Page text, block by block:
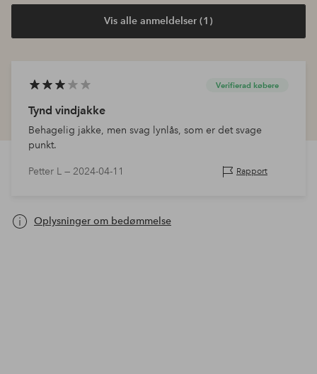
Vis alle anmeldelser (1)
Verifierad købere
Tynd vindjakke
Behagelig jakke, men svag lynlås, som er det svage
punkt.
Petter L — 2024-04-11 Rapport
Oplysninger om bedømmelse